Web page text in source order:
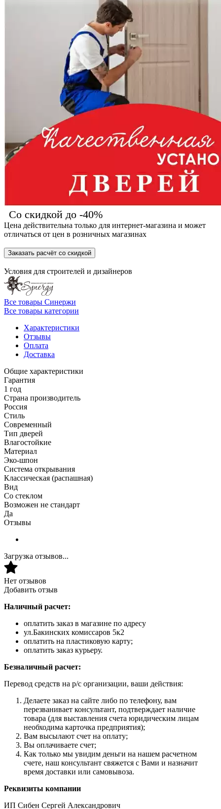
Со скидкой до -40%
Цена действительна только для интернет-магазина и может
отличаться от цен в розничных магазинах
Заказать расчёт со скидкой
Условия для строителей и дизайнеров
Все товары Синержи
Все товары категории
Характеристики
Отзывы
Оплата
Доставка
Общие характеристики
Гарантия
1 год
Страна производитель
Россия
Стиль
Современный
Тип дверей
Влагостойкие
Материал
Эко-шпон
Система открывания
Классическая (распашная)
Вид
Со стеклом
Возможен не стандарт
Да
Отзывы
Загрузка отзывов...
Нет отзывов
Добавить отзыв
Наличный расчет:
оплатить заказ в магазине по адресу
ул.Бакинских комиссаров 5к2
оплатить на пластиковую карту;
оплатить заказ курьеру.
Безналичный расчет:
Перевод средств на р/с организации, ваши действия:
Делаете заказ на сайте либо по телефону, вам
перезванивает консультант, подтверждает наличие
товара (для выставления счета юридическим лицам
необходима карточка предприятия);
Вам высылают счет на оплату;
Вы оплачиваете счет;
Как только мы увидим деньги на нашем расчетном
счете, наш консультант свяжется с Вами и назначит
время доставки или самовывоза.
Реквизиты компании
ИП Сибен Сергей Александрович